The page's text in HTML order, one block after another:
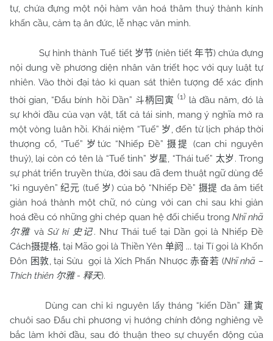
tự, chứa đựng một nội hàm văn hoá thâm thuý thành kính
khấn cầu, cảm tạ ân đức, lễ nhạc văn minh.
Sự hình thành Tuế tiết 岁节 (niên tiết年节) chứa đựng
nội dung về phương diện nhân văn triết học với quy luật tự
nhiên. Vào thời đại tảo kì quan sát thiên tượng để xác định
thời gian, “Đẩu bính hồi Dần” 斗柄回寅 (1) là đầu năm, đó là
sự khởi đầu của vạn vật, tất cả tái sinh, mang ý nghĩa mở ra
một vòng luân hồi. Khái niệm “Tuế” 岁, đến từ lịch pháp thời
thượng cổ, “Tuế” 岁 tức “Nhiếp Đề”摄提
(can chi nguyên
thuỷ), lại còn có tên là “Tuế tinh” 岁星, “Thái tuế” 太岁. Trong
sự phát triển truyền thừa, đời sau đã đem thuật ngữ dùng để
“kỉ nguyên”纪元 (tuế 岁) của bộ “Nhiếp Đề” 摄提 đa âm tiết
giản hoá thành một chữ, nó cùng với can chi sau khi giản
hoá đều có những ghi chép quan hệ đối chiếu trong Nhĩ nhã
尔雅 vàSử kí 史记. Như Thái tuế tại Dần gọi là Nhiếp Đề
Cách摄提格, tại Mão gọi là Thiền Yên 单阏 ... tại Tí gọi là Khốn
Đôn 困敦, tại Sửu gọi là Xích Phấn Nhược赤奋若 (Nhĩ nhã –
Thích thiên 尔雅- 释天).
Dùng can chi kỉ nguyên lấy tháng “kiến Dần” 建寅
chuôi sao Đẩu chỉ phương vị hướng chính đông nghiêng về
bắc làm khởi đầu, sau đó thuận theo sự chuyển động của